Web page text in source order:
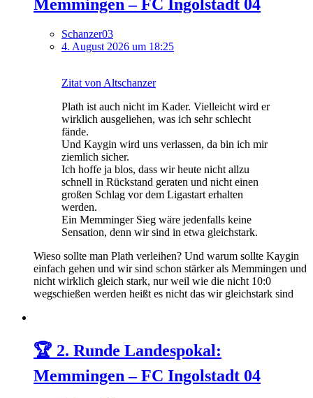
Memmingen – FC Ingolstadt 04
Schanzer03
4. August 2026 um 18:25
Zitat von Altschanzer
Plath ist auch nicht im Kader. Vielleicht wird er
wirklich ausgeliehen, was ich sehr schlecht
fände.
Und Kaygin wird uns verlassen, da bin ich mir
ziemlich sicher.
Ich hoffe ja blos, dass wir heute nicht allzu
schnell in Rückstand geraten und nicht einen
großen Schlag vor dem Ligastart erhalten
werden.
Ein Memminger Sieg wäre jedenfalls keine
Sensation, denn wir sind in etwa gleichstark.
Wieso sollte man Plath verleihen? Und warum sollte Kaygin
einfach gehen und wir sind schon stärker als Memmingen und
nicht wirklich gleich stark, nur weil wie die nicht 10:0
wegschießen werden heißt es nicht das wir gleichstark sind
🏆 2. Runde Landespokal:
Memmingen – FC Ingolstadt 04